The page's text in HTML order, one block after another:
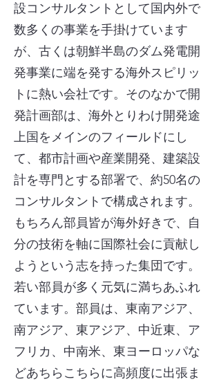
設コンサルタントとして国内外で
数多くの事業を手掛けています
が、古くは朝鮮半島のダム発電開
発事業に端を発する海外スピリッ
トに熱い会社です。そのなかで開
発計画部は、海外とりわけ開発途
上国をメインのフィールドにし
て、都市計画や産業開発、建築設
計を専門とする部署で、約50名の
コンサルタントで構成されます。
もちろん部員皆が海外好きで、自
分の技術を軸に国際社会に貢献し
ようという志を持った集団です。
若い部員が多く元気に満ちあふれ
ています。部員は、東南アジア、
南アジア、東アジア、中近東、ア
フリカ、中南米、東ヨーロッパな
どあちらこちらに高頻度に出張ま